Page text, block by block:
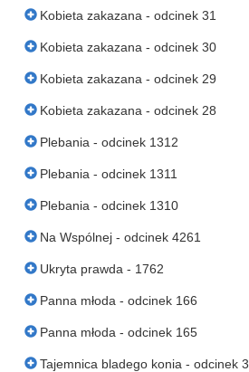
Kobieta zakazana - odcinek 31
Kobieta zakazana - odcinek 30
Kobieta zakazana - odcinek 29
Kobieta zakazana - odcinek 28
Plebania - odcinek 1312
Plebania - odcinek 1311
Plebania - odcinek 1310
Na Wspólnej - odcinek 4261
Ukryta prawda - 1762
Panna młoda - odcinek 166
Panna młoda - odcinek 165
Tajemnica bladego konia - odcinek 3